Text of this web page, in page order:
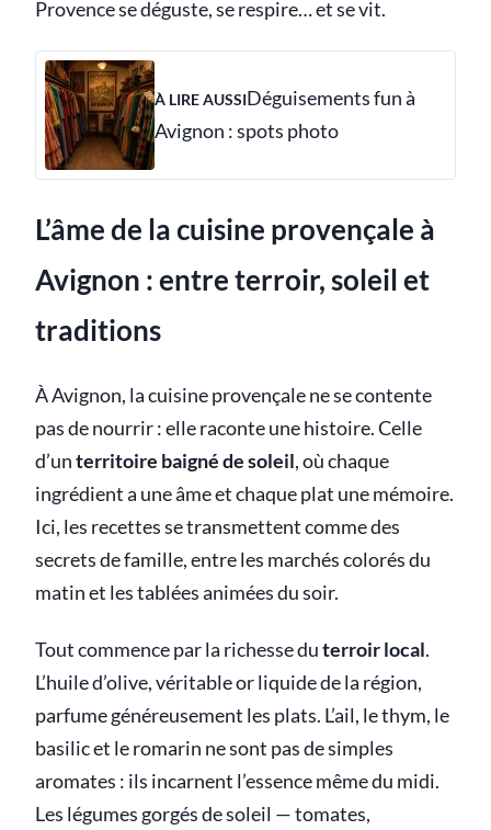
Provence se déguste, se respire… et se vit.
À LIRE AUSSIDéguisements fun à
Avignon : spots photo
L’âme de la cuisine provençale à
Avignon : entre terroir, soleil et
traditions
À Avignon, la cuisine provençale ne se contente
pas de nourrir : elle raconte une histoire. Celle
d’unterritoire baigné de soleil, où chaque
ingrédient a une âme et chaque plat une mémoire.
Ici, les recettes se transmettent comme des
secrets de famille, entre les marchés colorés du
matin et les tablées animées du soir.
Tout commence par la richesse duterroir local.
L’huile d’olive, véritable or liquide de la région,
parfume généreusement les plats. L’ail, le thym, le
basilic et le romarin ne sont pas de simples
aromates : ils incarnent l’essence même du midi.
Les légumes gorgés de soleil — tomates,